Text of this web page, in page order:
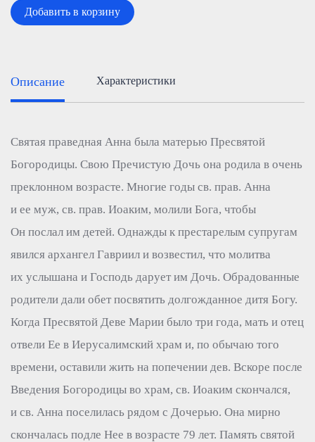
Добавить в корзину
Описание Характеристики
Святая праведная Анна была матерью Пресвятой
Богородицы. Свою Пречистую Дочь она родила в очень
преклонном возрасте. Многие годы св. прав. Анна
и ее муж, св. прав. Иоаким, молили Бога, чтобы
Он послал им детей. Однажды к престарелым супругам
явился архангел Гавриил и возвестил, что молитва
их услышана и Господь дарует им Дочь. Обрадованные
родители дали обет посвятить долгожданное дитя Богу.
Когда Пресвятой Деве Марии было три года, мать и отец
отвели Ее в Иерусалимский храм и, по обычаю того
времени, оставили жить на попечении дев. Вскоре после
Введения Богородицы во храм, св. Иоаким скончался,
и св. Анна поселилась рядом с Дочерью. Она мирно
скончалась подле Нее в возрасте 79 лет. Память святой